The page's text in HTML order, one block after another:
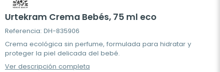
Urtekram Crema Bebés, 75 ml eco
Referencia: DH-835906
Crema ecológica sin perfume, formulada para hidratar y
proteger la piel delicada del bebé.
Ver descripción completa